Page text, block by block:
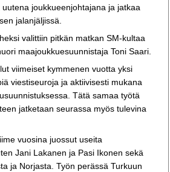
joukkueenjohtajana ja jatkaa
jalanjäljissä.
valittiin pitkän matkan SM-kultaa
maajoukkuesuunnistaja Toni Saari.
viimeiset kymmenen vuotta yksi
viestiseuroja ja aktiivisesti mukana
Tätä samaa työtä
jatketaan seurassa myös tulevina
vuosina juossut useita
Jani Lakanen ja Pasi Ikonen sekä
ja Norjasta. Työn perässä Turkuun